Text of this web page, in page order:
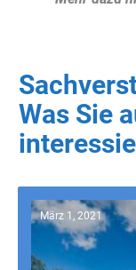
Was Sie
März 1, 2021